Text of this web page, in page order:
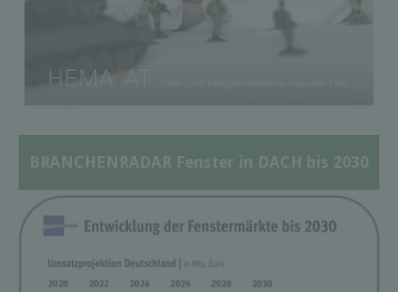
BRANCHENRADAR Fenster in DACH bis 2030